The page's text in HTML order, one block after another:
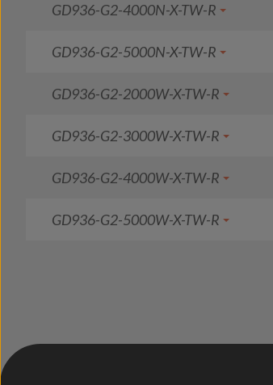
GD936-G2-4000N-X-TW-R
GD936-G2-5000N-X-TW-R
GD936-G2-2000W-X-TW-R
GD936-G2-3000W-X-TW-R
GD936-G2-4000W-X-TW-R
GD936-G2-5000W-X-TW-R